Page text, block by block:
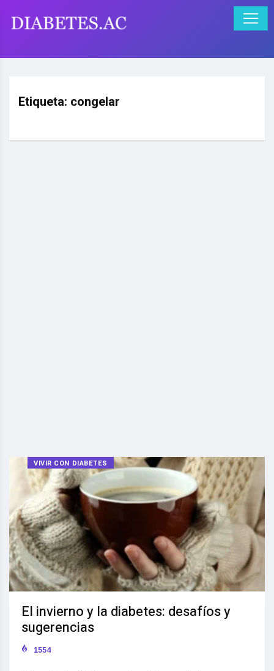
Etiqueta: congelar
VIVIR CON DIABETES
El invierno y la diabetes: desafíos y
sugerencias
1554